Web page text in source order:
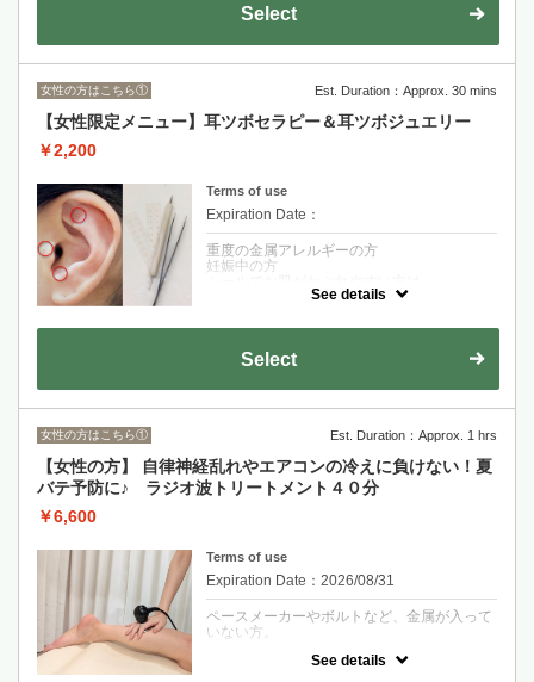
です。Select
女性の方はこちら① Est. Duration：Approx. 30 mins
【女性限定メニュー】耳ツボセラピー＆耳ツボジュエリー
￥2,200
Terms of use
Expiration Date：
重度の金属アレルギーの方
妊娠中の方
施術をお控え頂いております。
クーポンについて
耳をほぐして、お悩みに対応した耳ツボにシ
ールを4箇所に貼っていきます。
ダイエットやリフトアップの美容系や
耳ツボジュエリーは天然石は1個150円、それ
See details
Select
女性の方はこちら① Est. Duration：Approx. 1 hrs
【女性の方】 自律神経乱れやエアコンの冷えに負けない！夏
バテ予防に♪ ラジオ波トリートメント４０分
￥6,600
Terms of use
Expiration Date：2026/08/31
ペースメーカーやボルトなど、金属が入って
いない方。
See details